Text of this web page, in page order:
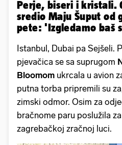
Perje, biseri i kristali.
sredio Maju Šuput od
pete: 'Izgledamo baš
Istanbul, Dubai pa Sejšeli.
pjevačica se sa suprugom
Bloomom ukrcala u avion
putna torba pripremili su
zimski odmor. Osim za
bračnome paru poslužila
zagrebačkoj zračnoj luci.